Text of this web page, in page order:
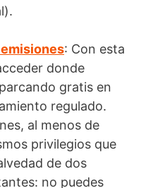
: Con esta
donde
gratis en
regulado.
al menos de
privilegios que
de dos
no puedes